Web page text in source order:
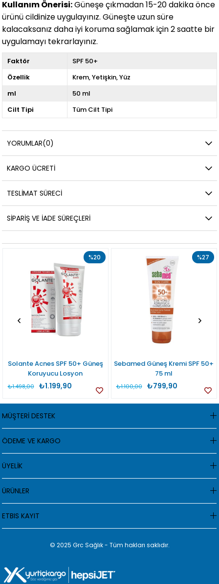
Kullanım Önerisi:Güneşe çıkmadan 15-20 dakika önce
ürünü cildinize uygulayınız. Güneşte uzun süre
kalacaksanız daha iyi koruma sağlamak için 2 saatte bir
uygulamayı tekrarlayınız.
Faktör
SPF 50+
Özellik
Krem Yetişkin Yüz
ml
50 ml
Cilt Tipi
Tüm Cilt Tipi
YORUMLAR(0)
KARGO ÜCRETI
TESLIMAT SÜRECI
SIPARIŞ VE İADE SÜREÇLERI
Solante Acnes SPF 50+ Güneş
Koruyucu Losyon
₺1.199,90
₺1.498,00
%20
Sebamed Güneş Kremi SPF 50+
75 ml
₺799,90
₺1.100,00
%27
MÜŞTERİ DESTEK
ÖDEME VE KARGO
ÜYELİK
ÜRÜNLER
ETBIS KAYIT
© 2025 Grc Sağlık - Tüm hakları saklıdır.